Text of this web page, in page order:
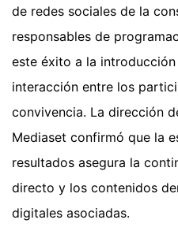
de redes sociales de la
responsables de
este éxito a la
interacción entre los
convivencia. La dirección
Mediaset confirmó que la
resultados asegura la
directo y los contenidos
digitales asociadas.